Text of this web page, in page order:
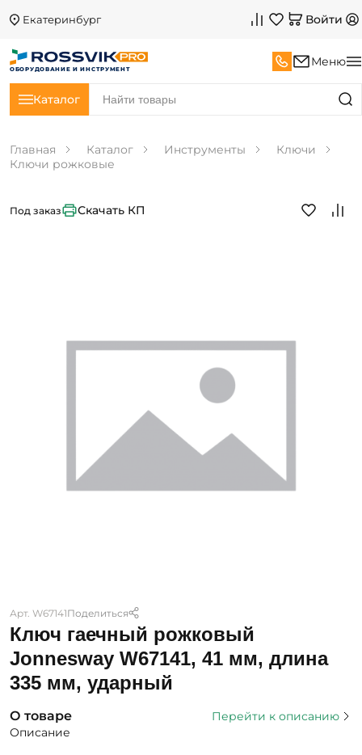
Екатеринбург Войти
ОБОРУДОВАНИЕ И ИНСТРУМЕНТ
Меню
Каталог
Главная Каталог Инструменты
Ключи
Ключи рожковые
Арт. W67141Поделиться
Ключ гаечный рожковый
Jonnesway W67141, 41 мм, длина
335 мм, ударный
Под заказ Скачать КП
О товаре
Перейти к описанию
Описание